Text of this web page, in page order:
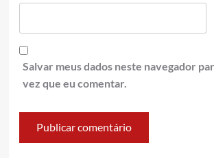
Salvar meus dados neste navegador
vez que eu comentar.